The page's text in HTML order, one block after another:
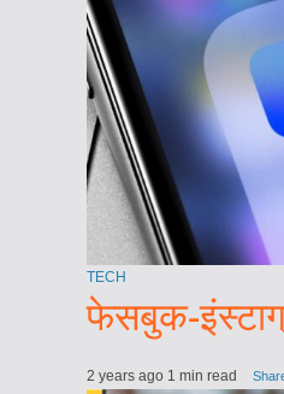
TECH
फेसबुक-
2 years ago 1 min read